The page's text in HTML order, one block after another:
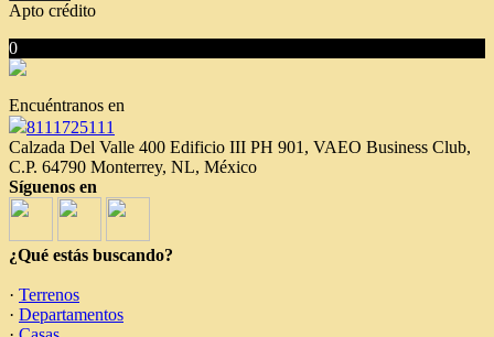
Apto crédito
0
Encuéntranos en
8111725111
Calzada Del Valle 400 Edificio III PH 901, VAEO Business Club,
C.P. 64790 Monterrey, NL, México
Síguenos en
¿Qué estás buscando?
· Terrenos
· Departamentos